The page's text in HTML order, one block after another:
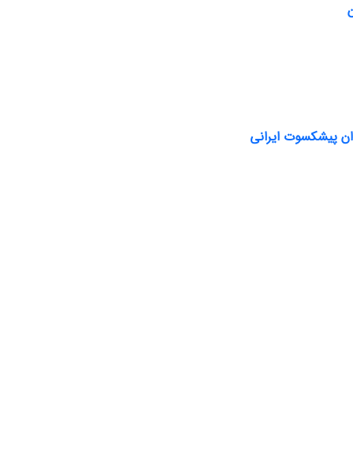
پیشکسوت ایرانی